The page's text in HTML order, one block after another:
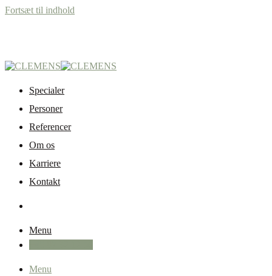
Fortsæt til indhold
Specialer
Personer
Referencer
Om os
Karriere
Kontakt
Menu
Menu